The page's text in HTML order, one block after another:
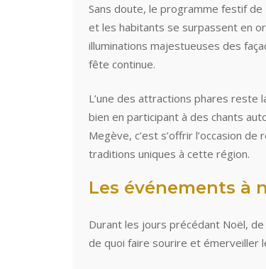
Sans doute, le programme festif
et les habitants se surpassent en
illuminations majestueuses des
fête continue.
L’une des attractions phares reste
bien en participant à des chants
Megève, c’est s’offrir l’occasion
traditions uniques à cette région.
Les événements à
Durant les jours précédant Noël,
de quoi faire sourire et émerveiller